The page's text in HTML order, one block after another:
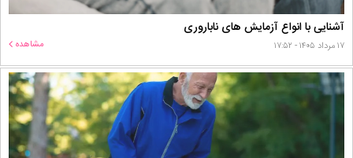
آشنایی با انواع آزمایش های ناباروری
۱۷ مرداد ۱۴۰۵ - ۱۷:۵۲ مشاهده